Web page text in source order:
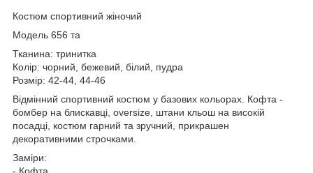
Костюм спортивний жіночий
Модель 656 та
Тканина: тринитка
Колір: чорний, бежевий, білий, пудра
Розмір: 42-44, 44-46
Відмінний спортивний костюм у базових кольорах. Кофта -
бомбер на блискавці, oversize, штани кльош на високій
посадці, костюм гарний та зручний, прикрашен
декоративними строчками.
Заміри:
- Кофта